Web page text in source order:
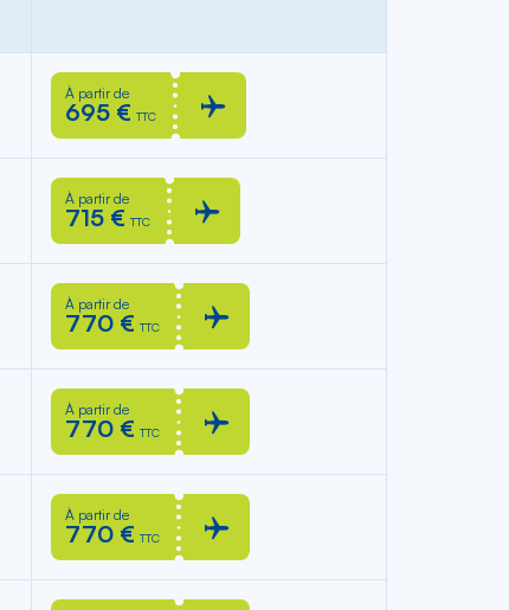
À partir de
695 € TTC
À partir de
715 € TTC
À partir de
770 € TTC
À partir de
770 € TTC
À partir de
770 € TTC